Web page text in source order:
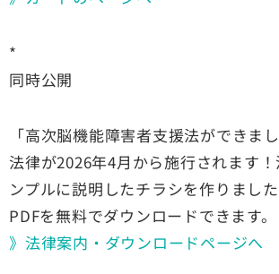
*
同時公開
「高次脳機能障害者支援法ができまし
法律が2026年4月から施行されます
ンプルに説明したチラシを作りました
PDFを無料でダウンロードできます。
》法律案内・ダウンロードページへ